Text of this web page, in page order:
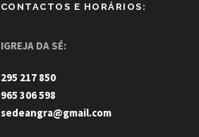
CONTACTOS E HORÁRIOS:
IGREJA DA SÉ:
295 217 850
965 306 598
sedeangra@gmail.com